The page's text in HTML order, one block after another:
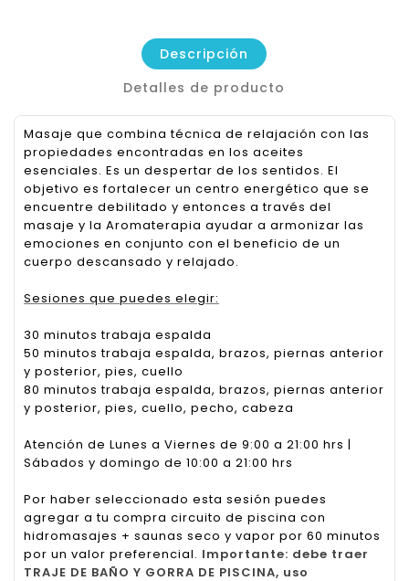
Descripción
Detalles de producto
Masaje que combina técnica de relajación con las
propiedades encontradas en los aceites
esenciales. Es un despertar de los sentidos. El
objetivo es fortalecer un centro energético que se
encuentre debilitado y entonces a través del
masaje y la Aromaterapia ayudar a armonizar las
emociones en conjunto con el beneficio de un
cuerpo descansado y relajado.
Sesiones que puedes elegir:
30 minutos trabaja espalda
50 minutos trabaja espalda, brazos, piernas anterior
y posterior, pies, cuello
80 minutos trabaja espalda, brazos, piernas anterior
y posterior, pies, cuello, pecho, cabeza
Atención de Lunes a Viernes de 9:00 a 21:00 hrs |
Sábados y domingo de 10:00 a 21:00 hrs
Por haber seleccionado esta sesión puedes
agregar a tu compra circuito de piscina con
hidromasajes + saunas seco y vapor por 60 minutos
por un valor preferencial. Importante: debe traer
TRAJE DE BAÑO Y GORRA DE PISCINA, uso